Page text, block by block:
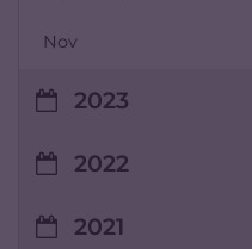
Nov
2023
2022
2021